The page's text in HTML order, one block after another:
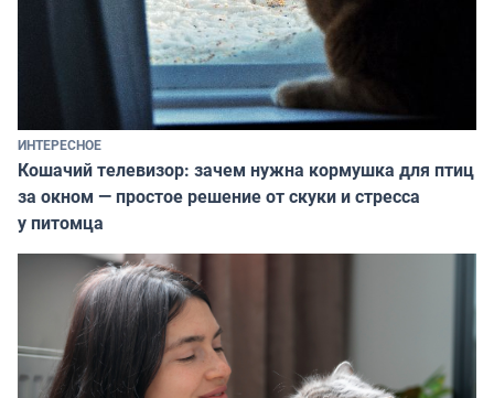
ИНТЕРЕСНОЕ
Кошачий телевизор: зачем нужна кормушка для птиц
за окном — простое решение от скуки и стресса
у питомца